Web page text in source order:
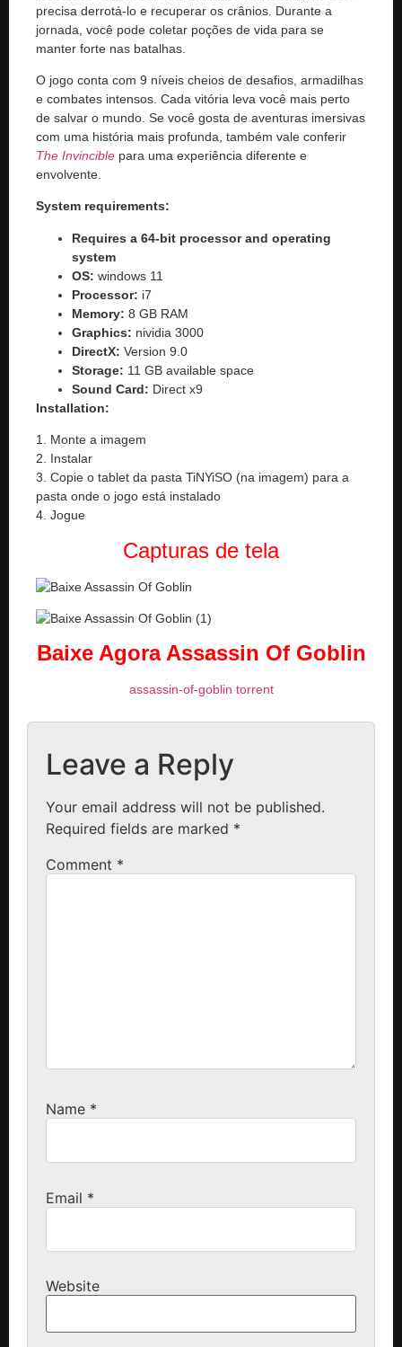
precisa derrotá-lo e recuperar os crânios. Durante a
jornada, você pode coletar poções de vida para se
manter forte nas batalhas.
O jogo conta com 9 níveis cheios de desafios, armadilhas
e combates intensos. Cada vitória leva você mais perto
de salvar o mundo. Se você gosta de aventuras imersivas
com uma história mais profunda, também vale conferir
The Invincible para uma experiência diferente e
envolvente.
System requirements:
Requires a 64-bit processor and operating
system
OS: windows 11
Processor: i7
Memory: 8 GB RAM
Graphics: nividia 3000
DirectX: Version 9.0
Storage: 11 GB available space
Sound Card: Direct x9
Installation:
1. Monte a imagem
2. Instalar
3. Copie o tablet da pasta TiNYiSO (na imagem) para a
pasta onde o jogo está instalado
4. Jogue
Capturas de tela
Baixe Agora Assassin Of Goblin
assassin-of-goblin torrent
Leave a Reply
Your email address will not be published.
Required fields are marked *
Comment *
Name *
Email *
Website